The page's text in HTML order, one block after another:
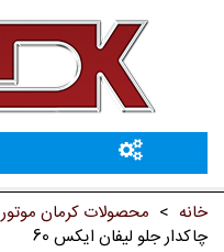
خانه > محصولات کرمان موتور
چاکدار جلو لیفان ایکس 60